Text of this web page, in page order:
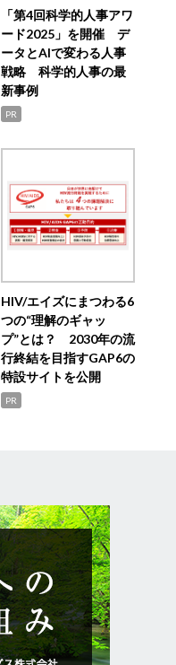
「第4回科学的人事アワ
ード2025」を開催 デ
ータとAIで変わる人事
戦略 科学的人事の最
新事例
PR
HIV/エイズにまつわる6
つの“理解のギャッ
プ”とは？ 2030年の流
行終結を目指すGAP6の
特設サイトを公開
PR